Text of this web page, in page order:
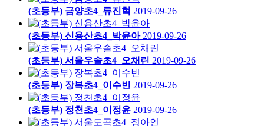
(초등부) 금양초4_류진혁 2019-09-26
(초등부) 신용산초4_박윤아 2019-09-26
(초등부) 서울우솔초4_오채린 2019-09-26
(초등부) 장복초4_이수빈 2019-09-26
(초등부) 정천초4_이정윤 2019-09-26